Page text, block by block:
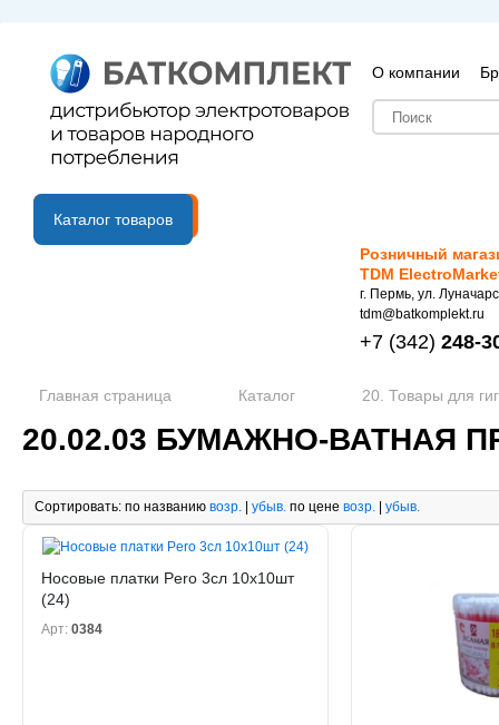
О компании
B2B портал
Каталог товаров
Розничный
TDM
г. Пермь, ул.
tdm@batkomplekt.ru
+7 (342) 248-
Главная страница Каталог 20. Товары для
20.02.03 БУМАЖНО-ВАТНАЯ
Сортировать: по названию возр. | убыв. по цене возр. | убыв.
Носовые платки Pero 3сл 10х10шт
(24)
Арт: 0384